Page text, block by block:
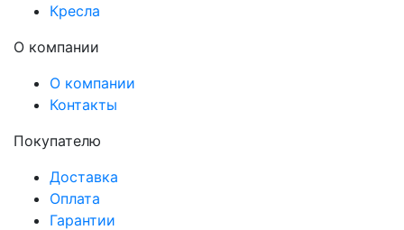
Кресла
О компании
О компании
Контакты
Покупателю
Доставка
Оплата
Гарантии